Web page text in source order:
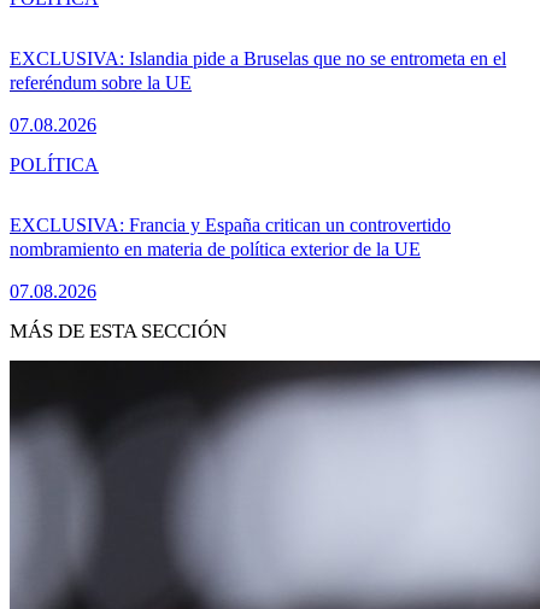
EXCLUSIVA: Islandia pide a Bruselas que no se entrometa en el
referéndum sobre la UE
07.08.2026
EXCLUSIVA: Francia y España critican un controvertido
nombramiento en materia de política exterior de la UE
07.08.2026
POLÍTICA
MÁS DE ESTA SECCIÓN